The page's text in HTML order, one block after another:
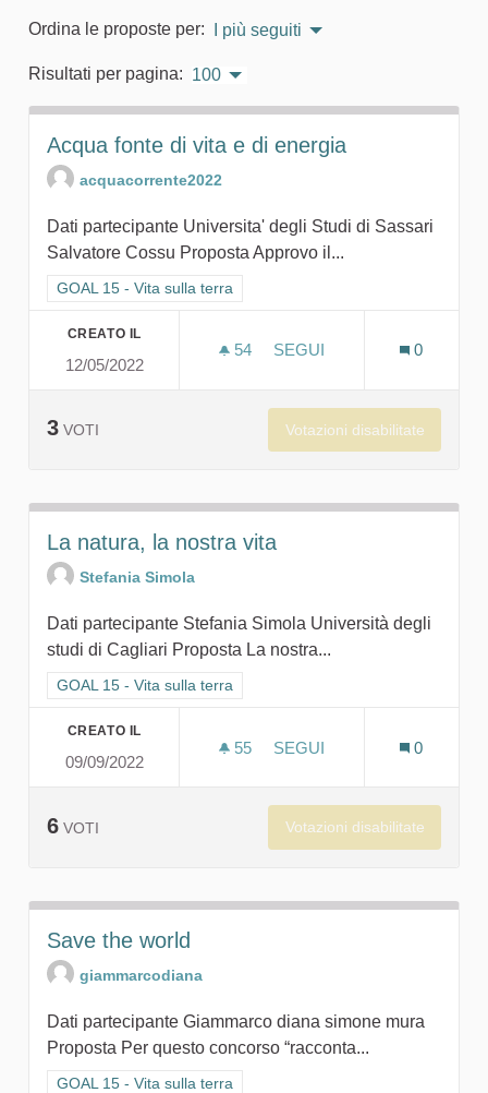
Ordina le proposte per: I più seguiti
Risultati per pagina: 100
Acqua fonte di vita e di energia
acquacorrente2022
Dati partecipante Universita' degli Studi di Sassari
Salvatore Cossu Proposta Approvo il...
Filtra i risultati per categoria: GOAL 15 - Vita sulla terra
GOAL 15 - Vita sulla terra
CREATO IL
12/05/2022
54 54 SOSTENITORI
SEGUI
0
3 VOTI Votazioni disabilitate
La natura, la nostra vita
Stefania Simola
Dati partecipante Stefania Simola Università degli
studi di Cagliari Proposta La nostra...
Filtra i risultati per categoria: GOAL 15 - Vita sulla terra
GOAL 15 - Vita sulla terra
CREATO IL
09/09/2022
55 55 SOSTENITORI
SEGUI
0
6 VOTI Votazioni disabilitate
Save the world
giammarcodiana
Dati partecipante Giammarco diana simone mura
Proposta Per questo concorso “racconta...
Filtra i risultati per categoria: GOAL 15 - Vita sulla terra
GOAL 15 - Vita sulla terra